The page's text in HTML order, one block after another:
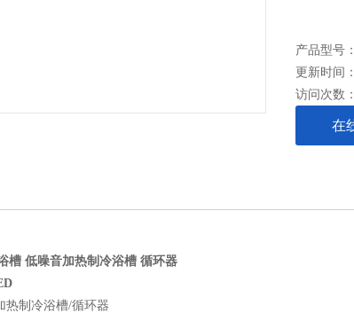
产品型号
更新时间
访问次数
在
槽 低噪音加热制冷浴槽 循环器
热制冷浴槽/循环器